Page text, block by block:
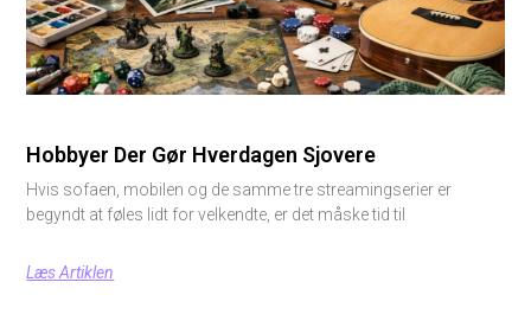
Hobbyer Der Gør Hverdagen Sjovere
Hvis sofaen, mobilen og de samme tre streamingserier er
begyndt at føles lidt for velkendte, er det måske tid til
Læs Artiklen